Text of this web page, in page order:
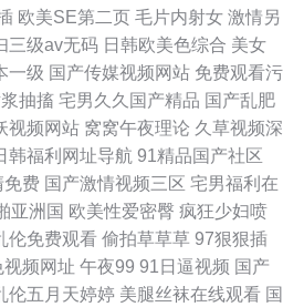
欧美SE第二页 毛片内射女 激情另
三级av无码 日韩欧美色综合 美女
一级 国产传媒视频网站 免费观看污
抽搐 宅男久久国产精品 国产乱肥
视频网站 窝窝午夜理论 久草视频深
韩福利网址导航 91精品国产社区
免费 国产激情视频三区 宅男福利在
亚洲国 欧美性爱密臀 疯狂少妇喷
伦免费观看 偷拍草草草 97狠狠插
视频网址 午夜99 91日逼视频 国产
伦五月天婷婷 美腿丝袜在线观看 国